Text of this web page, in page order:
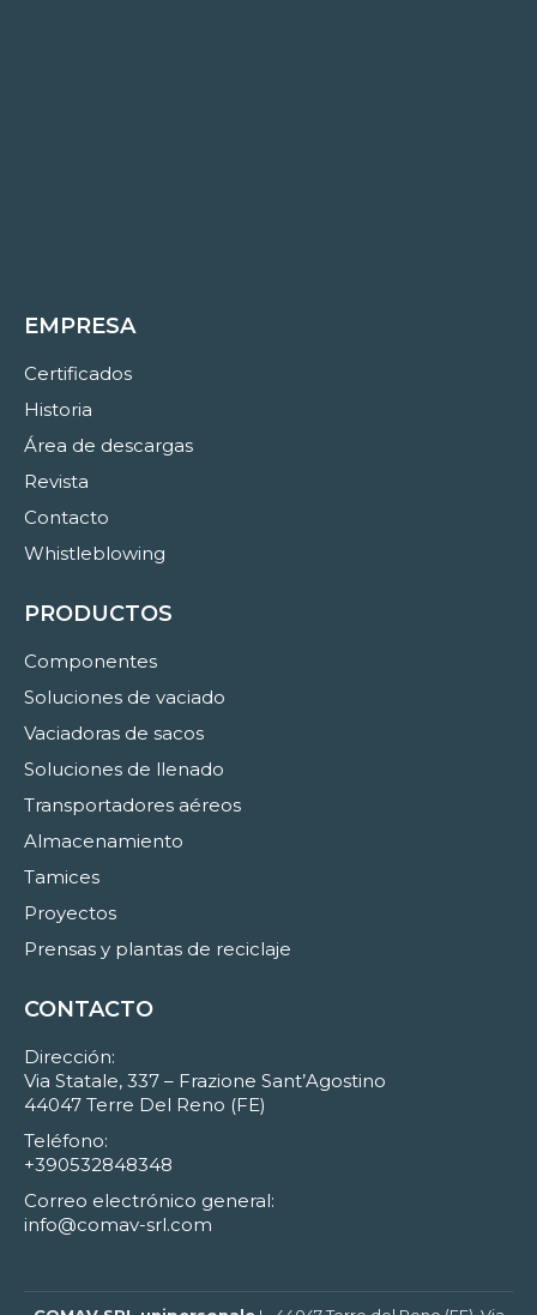
EMPRESA
Certificados
Historia
Área de descargas
Revista
Contacto
Whistleblowing
PRODUCTOS
Componentes
Soluciones de vaciado
Vaciadoras de sacos
Soluciones de llenado
Transportadores aéreos
Almacenamiento
Tamices
Proyectos
Prensas y plantas de reciclaje
CONTACTO
Dirección:
Via Statale, 337 – Frazione Sant’Agostino
44047 Terre Del Reno (FE)
Teléfono:
+390532848348
Correo electrónico general:
info@comav-srl.com